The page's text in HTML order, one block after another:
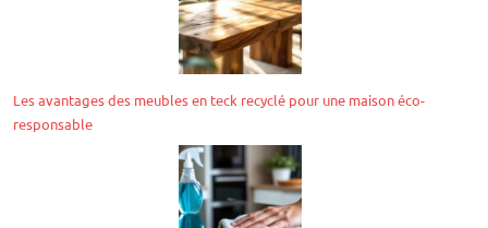
Les avantages des meubles en teck recyclé pour une maison éco-
responsable